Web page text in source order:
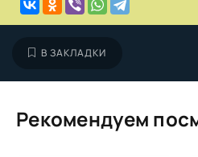
В ЗАКЛАДКИ
Рекомендуем